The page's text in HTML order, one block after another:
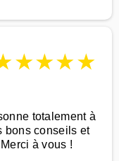
★★★★
totalement à
bons conseils et
à vous !